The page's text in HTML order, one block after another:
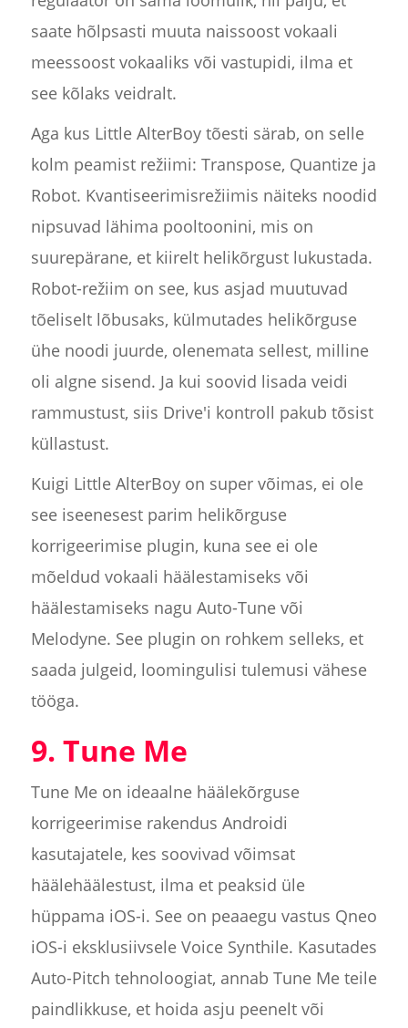
saate hõlpsasti muuta naissoost vokaali
meessoost vokaaliks või vastupidi, ilma et
see kõlaks veidralt.
Aga kus Little AlterBoy tõesti särab, on selle
kolm peamist režiimi: Transpose, Quantize ja
Robot. Kvantiseerimisrežiimis näiteks noodid
nipsuvad lähima pooltoonini, mis on
suurepärane, et kiirelt helikõrgust lukustada.
Robot-režiim on see, kus asjad muutuvad
tõeliselt lõbusaks, külmutades helikõrguse
ühe noodi juurde, olenemata sellest, milline
oli algne sisend. Ja kui soovid lisada veidi
rammustust, siis Drive'i kontroll pakub tõsist
küllastust.
Kuigi Little AlterBoy on super võimas, ei ole
see iseenesest parim helikõrguse
korrigeerimise plugin, kuna see ei ole
mõeldud vokaali häälestamiseks või
häälestamiseks nagu Auto-Tune või
Melodyne. See plugin on rohkem selleks, et
saada julgeid, loomingulisi tulemusi vähese
tööga.
9. Tune Me
Tune Me on ideaalne häälekõrguse
korrigeerimise rakendus Androidi
kasutajatele, kes soovivad võimsat
häälehäälestust, ilma et peaksid üle
hüppama iOS-i. See on peaaegu vastus Qneo
iOS-i eksklusiivsele Voice Synthile. Kasutades
Auto-Pitch tehnoloogiat, annab Tune Me teile
paindlikkuse, et hoida asju peenelt või